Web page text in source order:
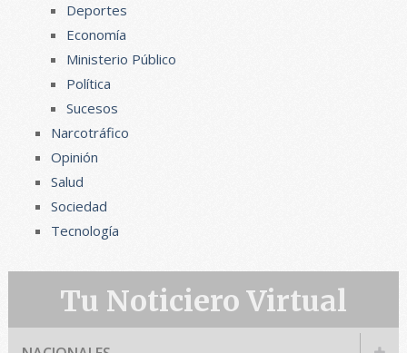
Deportes
Economía
Ministerio Público
Política
Sucesos
Narcotráfico
Opinión
Salud
Sociedad
Tecnología
Tu Noticiero Virtual